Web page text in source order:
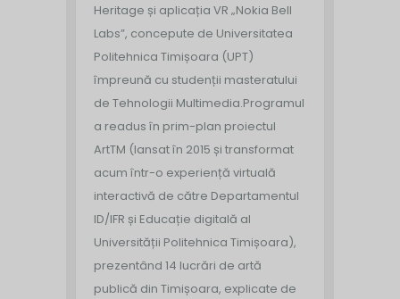
Heritage și aplicația VR „Nokia Bell
Labs”, concepute de Universitatea
Politehnica Timișoara (UPT)
împreună cu studenții masteratului
de Tehnologii Multimedia.Programul
a readus în prim-plan proiectul
ArtTM (lansat în 2015 și transformat
acum într-o experiență virtuală
interactivă de către Departamentul
ID/IFR și Educație digitală al
Universității Politehnica Timișoara),
prezentând 14 lucrări de artă
publică din Timișoara, explicate de